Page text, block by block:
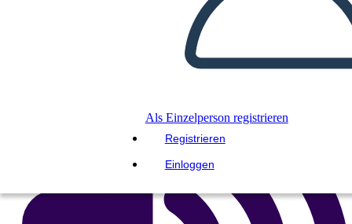
Als Einzelperson registrieren
Registrieren
Einloggen
ERSTELLEN SIE EIN STORYBOARD
DIASHOW ABSPIELEN